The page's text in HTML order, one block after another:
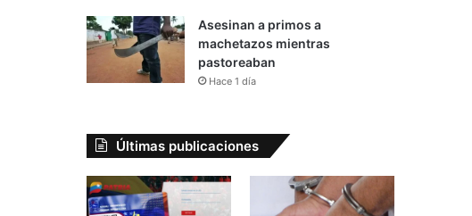
Asesinan a primos a
machetazos mientras
pastoreaban
Hace 1 día
Últimas publicaciones